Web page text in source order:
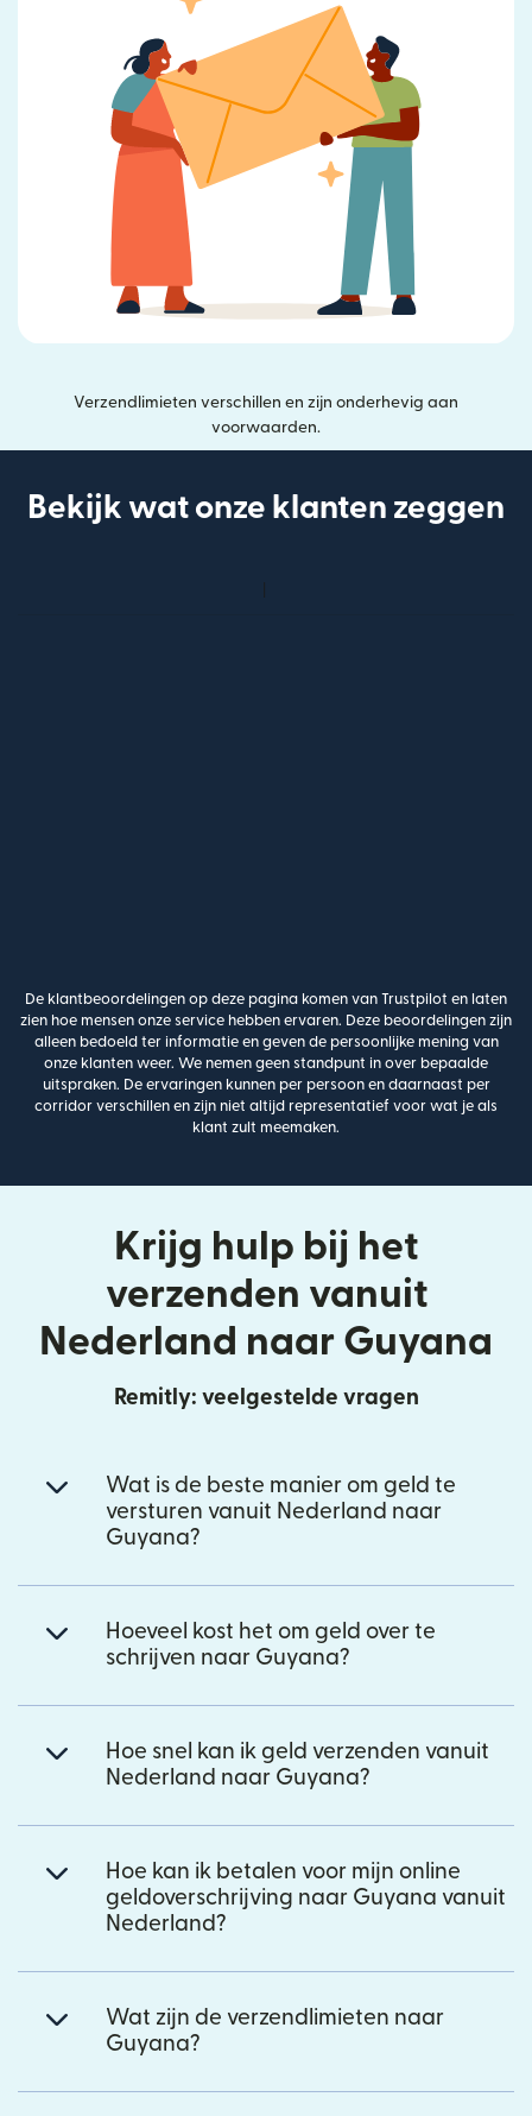
Verzendlimieten verschillen en zijn onderhevig aan
voorwaarden.
Bekijk wat onze klanten zeggen
De klantbeoordelingen op deze pagina komen van Trustpilot en laten
zien hoe mensen onze service hebben ervaren. Deze beoordelingen zijn
alleen bedoeld ter informatie en geven de persoonlijke mening van
onze klanten weer. We nemen geen standpunt in over bepaalde
uitspraken. De ervaringen kunnen per persoon en daarnaast per
corridor verschillen en zijn niet altijd representatief voor wat je als
klant zult meemaken.
Krijg hulp bij het
verzenden vanuit
Nederland naar Guyana
Remitly: veelgestelde vragen
Wat is de beste manier om geld te
versturen vanuit Nederland naar
Guyana?
Hoeveel kost het om geld over te
schrijven naar Guyana?
Hoe snel kan ik geld verzenden vanuit
Nederland naar Guyana?
Hoe kan ik betalen voor mijn online
geldoverschrijving naar Guyana vanuit
Nederland?
Wat zijn de verzendlimieten naar
Guyana?